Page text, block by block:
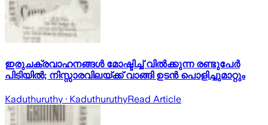
ഇരുചക്രവാഹനങ്ങൾ മോഷ്ടിച്ച് വിൽക്കുന്ന രണ്ടുപേർ
പിടിയിൽ; നിസ്സാരവിലയ്ക്ക് വാങ്ങി ഉടൻ പൊളിച്ചുമാറ്റും
Kaduthuruthy · KaduthuruthyRead Article